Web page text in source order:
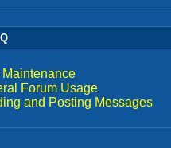
Maintenance
Forum Usage
and Posting Messages